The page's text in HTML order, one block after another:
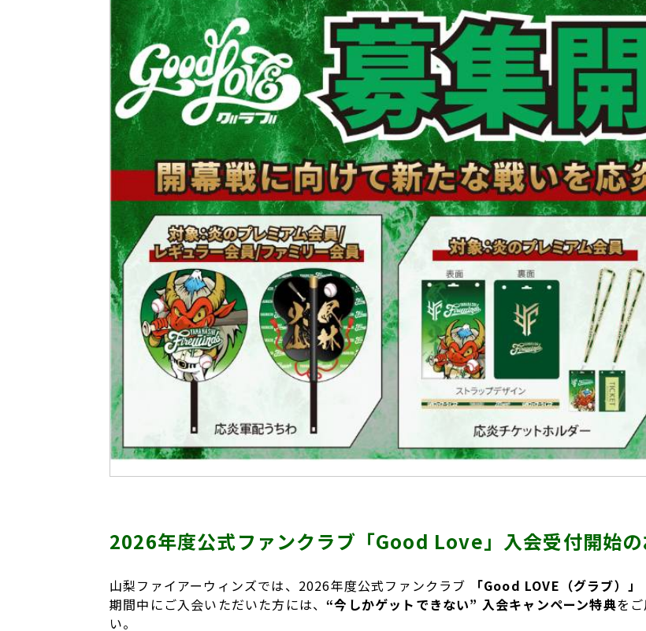
2026年度公式ファンクラブ「Good Love」入会受付開始の
山梨ファイアーウィンズでは、2026年度公式ファンクラブ 「Good LOVE（グラブ）」
期間中にご入会いただいた方には、“今しかゲットできない” 入会キャンペーン特典を
い。